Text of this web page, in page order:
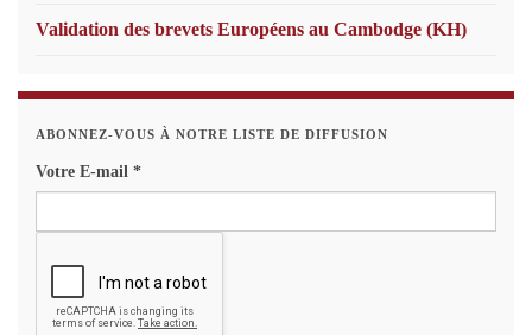
Validation des brevets Européens au Cambodge (KH)
ABONNEZ-VOUS À NOTRE LISTE DE DIFFUSION
Votre E-mail *